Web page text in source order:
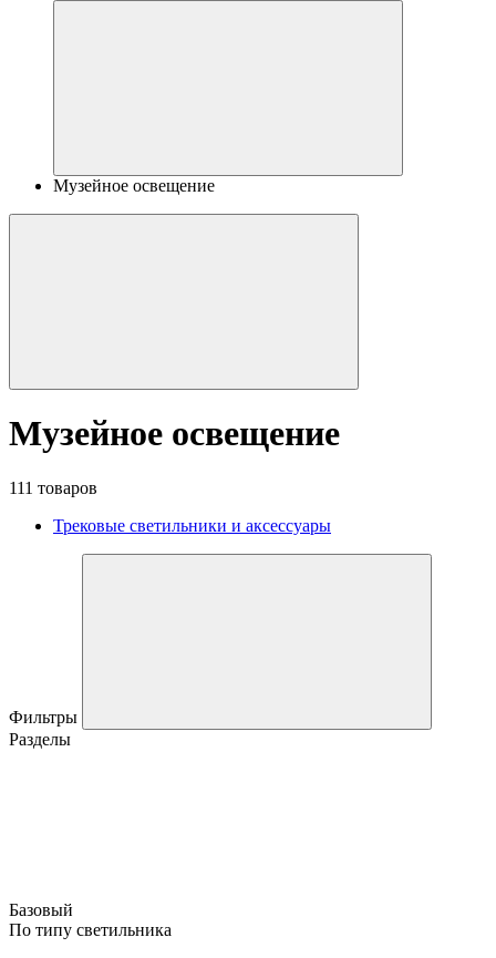
Музейное освещение
Музейное освещение
111 товаров
Трековые светильники и аксессуары
Фильтры
Разделы
Базовый
По типу светильника